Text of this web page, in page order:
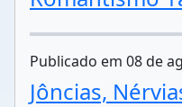
Publicado em 08 de
Jôncias,